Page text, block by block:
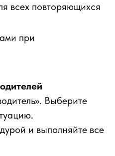
всех повторяющихся
при
Выберите
и выполняйте все